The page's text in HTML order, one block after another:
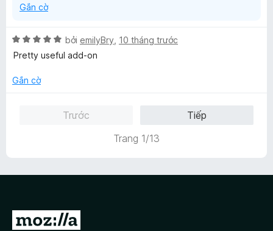
Gắn cờ
X
ế
h
ố
bởi emilyBry 10 tháng trước
Pretty useful add-on
Gắn cờ
Trước
Tiếp
Trang 1/13
Đ